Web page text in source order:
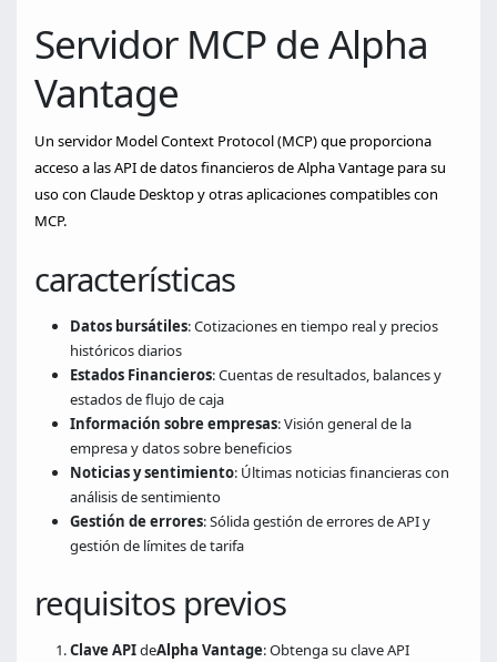
Servidor MCP de Alpha
Vantage
Un servidor Model Context Protocol (MCP) que proporciona
acceso a las API de datos financieros de Alpha Vantage para su
uso con Claude Desktop y otras aplicaciones compatibles con
MCP.
características
Datos bursátiles: Cotizaciones en tiempo real y precios
históricos diarios
Estados Financieros: Cuentas de resultados, balances y
estados de flujo de caja
Información sobre empresas: Visión general de la
empresa y datos sobre beneficios
Noticias y sentimiento: Últimas noticias financieras con
análisis de sentimiento
Gestión de errores: Sólida gestión de errores de API y
gestión de límites de tarifa
requisitos previos
Clave APIdeAlpha Vantage: Obtenga su clave API